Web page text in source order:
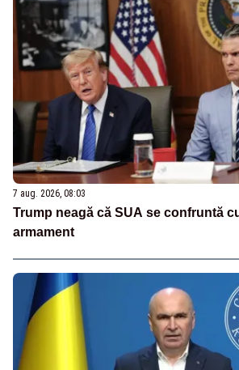
7 aug. 2026, 08:03
Trump neagă că SUA se confruntă
armament